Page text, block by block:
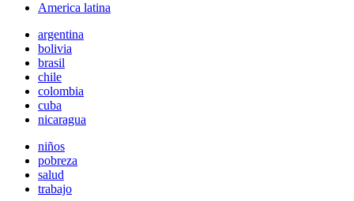
America latina
argentina
bolivia
brasil
chile
colombia
cuba
nicaragua
niños
pobreza
salud
trabajo